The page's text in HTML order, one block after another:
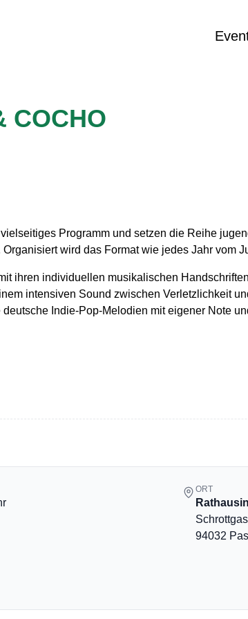
COCHO
Programm und setzen die Reihe
wird das Format wie jedes Jahr vom
ihren individuellen musikalischen
intensiven Sound zwischen Verletzlichkeit
Indie-Pop-Melodien mit eigener Note
ORT
94032